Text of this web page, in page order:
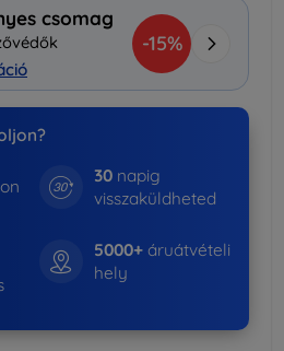
csomag
-15%
30 napig
visszaküldheted
5000+ áruátvételi
hely